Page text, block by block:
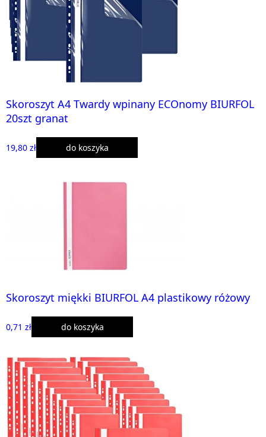
Skoroszyt A4 Twardy wpinany ECOnomy BIURFOL
20szt granat
19,80 zł do koszyka
Skoroszyt miękki BIURFOL A4 plastikowy różowy
0,71 zł do koszyka